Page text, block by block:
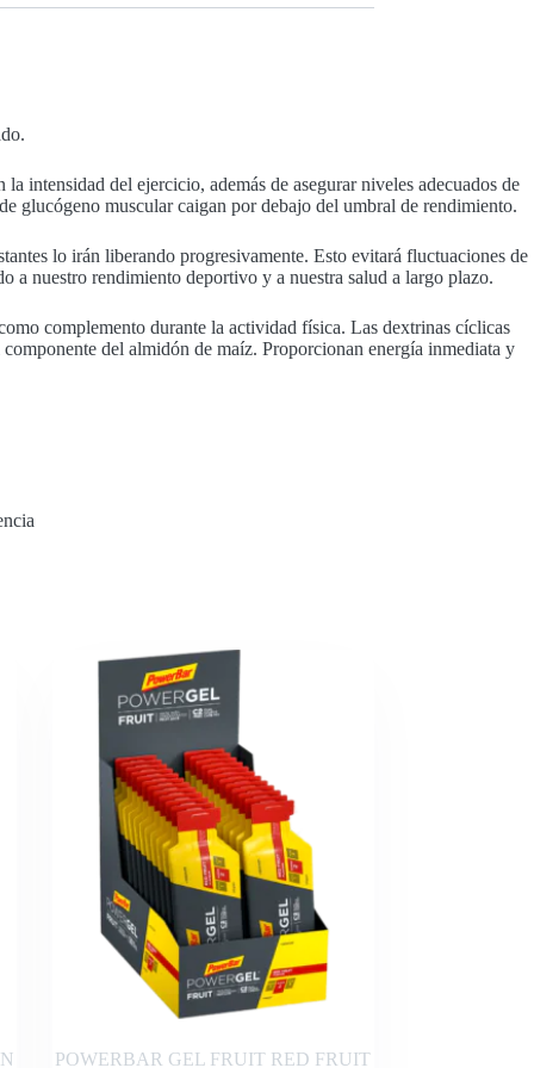
intensidad del ejercicio, además de asegurar niveles adecuados de
glucógeno muscular caigan por debajo del umbral de rendimiento.
lo irán liberando progresivamente. Esto evitará fluctuaciones de
a nuestro rendimiento deportivo y a nuestra salud a largo plazo.
complemento durante la actividad física. Las dextrinas cíclicas
del almidón de maíz. Proporcionan energía inmediata y
POWERBAR GEL FRUIT RED FRUIT